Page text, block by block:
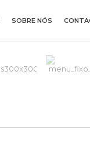
SOBRE NÓS